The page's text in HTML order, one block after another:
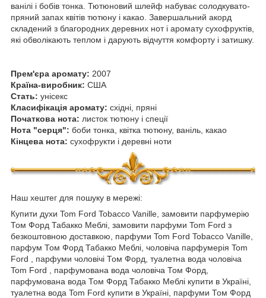
ванілі і бобів тонка. Тютюновий шлейф набуває солодкувато-
пряний запах квітів тютюну і какао. Завершальний акорд
складений з благородних деревних нот і аромату сухофруктів,
які обволікають теплом і дарують відчуття комфорту і затишку.
Прем'єра аромату: 2007
Країна-виробник: США
Стать: унісекс
Класифікація аромату: східні, пряні
Початкова нота: листок тютюну і спеції
Нота "серця": боби тонка, квітка тютюну, ваніль, какао
Кінцева нота: сухофрукти і деревні ноти
Наш хештег для пошуку в мережі:
Купити духи Tom Ford Tobacco Vanille, замовити парфумерію
Том Форд Табакко Меблі, замовити парфуми Tom Ford з
безкоштовною доставкою, парфуми Tom Ford Tobacco Vanille,
парфум Том Форд Табакко Меблі, чоловіча парфумерія Tom
Ford , парфуми чоловічі Том Форд, туалетна вода чоловіча
Tom Ford , парфумована вода чоловіча Том Форд,
парфумована вода Том Форд Табакко Меблі купити в Україні,
туалетна вода Tom Ford купити в Україні, парфуми Том Форд